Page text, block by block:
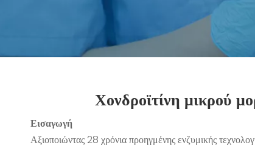
Χονδροϊτίνη μικρού
Εισαγωγή
Αξιοποιώντας 28 χρόνια προηγμένης ενζυμικής